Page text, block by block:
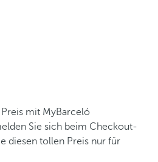
mit MyBarceló
Sie sich beim Checkout-
diesen tollen Preis nur für